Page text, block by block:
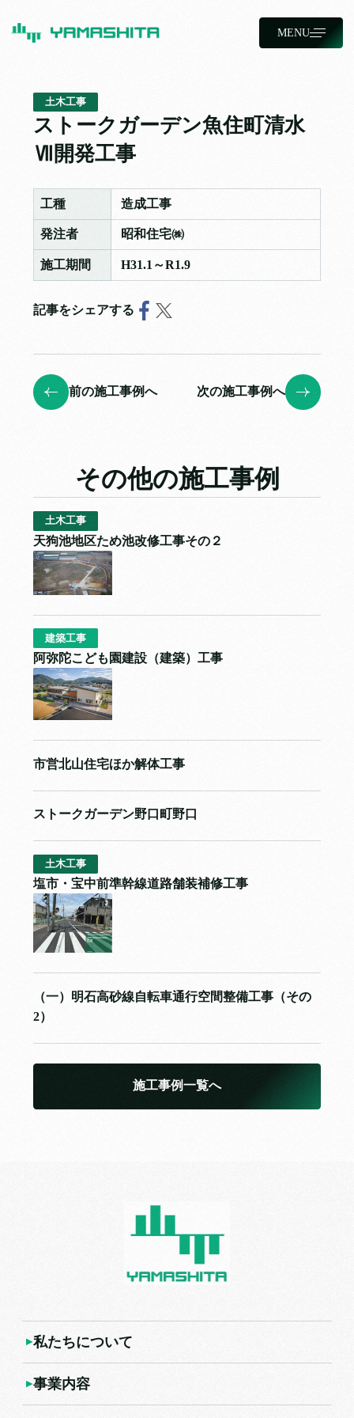
MENU
土木工事
ストークガーデン魚住町清水
Ⅶ開発工事
工種 造成工事
発注者 昭和住宅㈱
施工期間 H31.1～R1.9
記事をシェアする
前の施工事例へ 次の施工事例へ
その他の施工事例
土木工事
天狗池地区ため池改修工事その２
建築工事
阿弥陀こども園建設（建築）工事
市営北山住宅ほか解体工事
ストークガーデン野口町野口
土木工事
塩市・宝中前準幹線道路舗装補修工事
（一）明石高砂線自転車通行空間整備工事（その
2）
施工事例一覧へ
私たちについて
事業内容